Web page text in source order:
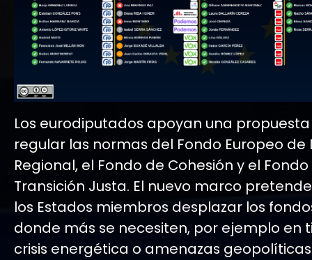
Los eurodiputados apoyan una
regular las normas del Fondo Europeo de
Regional, el Fondo de Cohesión y el
Transición Justa. El nuevo marco
los Estados miembros desplazar los
donde más se necesiten, por ejemplo en
crisis energética o amenazas